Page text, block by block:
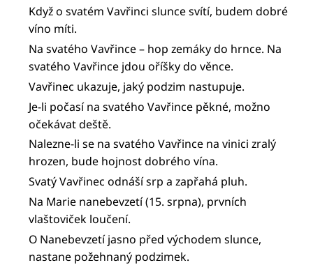
Když o svatém Vavřinci slunce svítí, budem dobré
víno míti.
Na svatého Vavřince – hop zemáky do hrnce. Na
svatého Vavřince jdou oříšky do věnce.
Vavřinec ukazuje, jaký podzim nastupuje.
Je-li počasí na svatého Vavřince pěkné, možno
očekávat deště.
Nalezne-li se na svatého Vavřince na vinici zralý
hrozen, bude hojnost dobrého vína.
Svatý Vavřinec odnáší srp a zapřahá pluh.
Na Marie nanebevzetí (15. srpna), prvních
vlaštoviček loučení.
O Nanebevzetí jasno před východem slunce,
nastane požehnaný podzimek.